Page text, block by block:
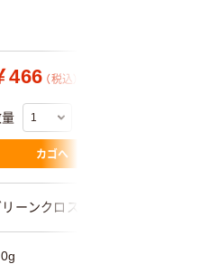
466 （税込）
カゴへ
ーンクロス